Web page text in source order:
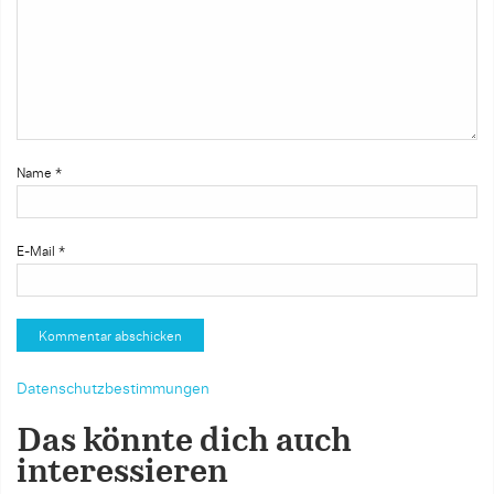
Name *
E-Mail *
Datenschutzbestimmungen
Das könnte dich auch
interessieren